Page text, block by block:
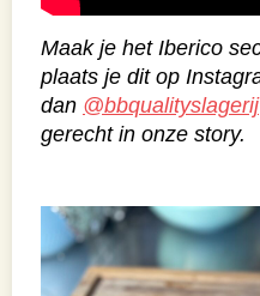
Maak je het Iberico
plaats je dit op
dan @bbqualityslagerij
gerecht in onze story.